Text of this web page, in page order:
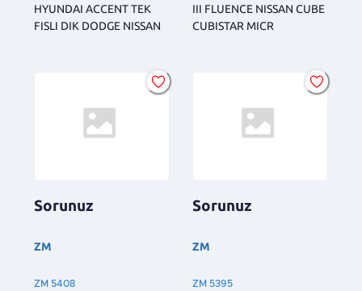
HYUNDAI ACCENT TEK
FISLI DIK DODGE NISSAN
III FLUENCE NISSAN CUBE
CUBISTAR MICR
Sorunuz
ZM
ZM 5408
Sorunuz
ZM
ZM 5395